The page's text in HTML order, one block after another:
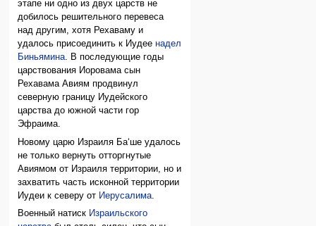
этапе ни одно из двух царств не
добилось решительного перевеса
над другим, хотя Рехаваму и
удалось присоединить к Иудеенадел
Биньямина. В последующие годы
царствования Иоровама сын
Рехавама Авиям продвинул
северную границу Иудейского
царства до южной части гор
Эфраима.
Новому царю Израиля Ба‘ше удалось
не только вернуть отторгнутые
Авиямом от Израиля территории, но и
захватить часть исконной территории
Иудеи к северу от Иерусалима
Военный натиск Израильского